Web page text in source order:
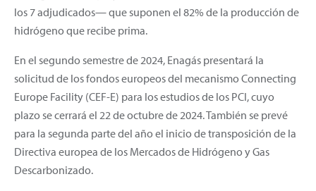
los 7 adjudicados— que suponen el 82% de la producción de
hidrógeno que recibe prima.
En el segundo semestre de 2024, Enagás presentará la
solicitud de los fondos europeos del mecanismo Connecting
Europe Facility (CEF-E) para los estudios de los PCI, cuyo
plazo se cerrará el 22 de octubre de 2024. También se prevé
para la segunda parte del año el inicio de transposición de la
Directiva europea de los Mercados de Hidrógeno y Gas
Descarbonizado.